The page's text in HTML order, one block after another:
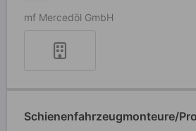
mf Mercedöl GmbH
Schienenfahrzeugmonteure/